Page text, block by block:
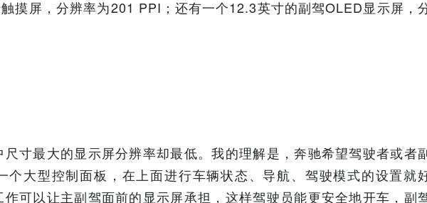
摸屏，分辨率为201 PPI；还有一个12.3英寸的副驾OLED显示屏，
寸最大的显示屏分辨率却最低。我的理解是，奔驰希望驾驶者或者
个大型控制面板，在上面进行车辆状态、导航、驾驶模式的设置就
可以让主副驾面前的显示屏承担，这样驾驶员能更安全地开车，副